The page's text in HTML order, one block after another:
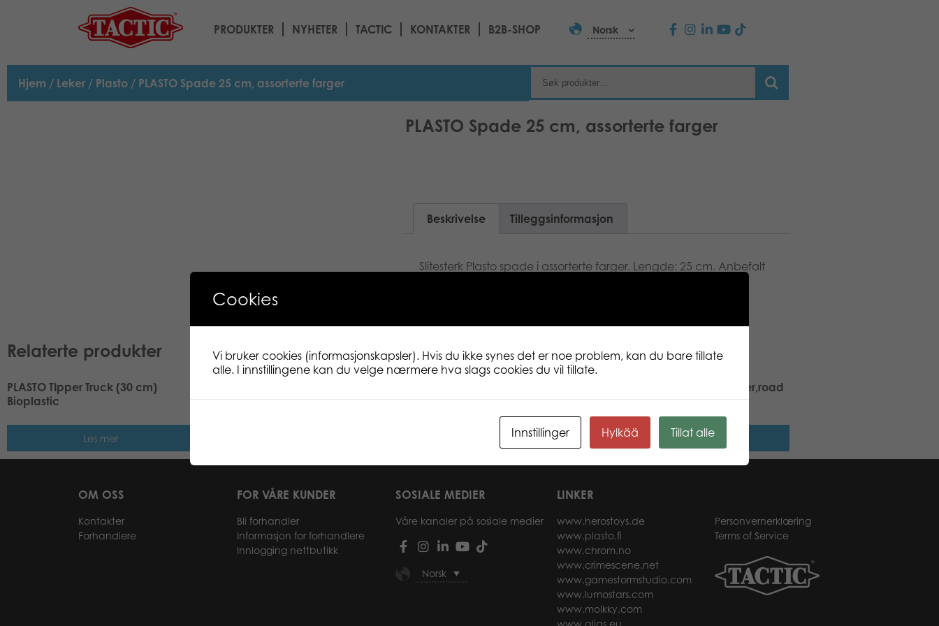
PRODUKTER NYHETER TACTIC KONTAKTER B2B-SHOP Norsk
Hjem / Leker / Plasto / PLASTO Spade 25 cm, assorterte farger
PLASTO Spade 25 cm, assorterte farger
Beskrivelse Tilleggsinformasjon
Slitesterk Plasto spade i assorterte farger. Lengde: 25 cm. Anbefalt
Relaterte produkter
PLASTO TIpper Truck (30 cm)
Bioplastic
Les mer
cm
26 cm
Les mer
PLASTO Frontloader, dumper,road
grader, tractor
Les mer
OM OSS
Kontakter
Forhandlere
FOR VÅRE KUNDER
Bli forhandler
Informasjon for forhandlere
Innlogging nettbutikk
SOSIALE MEDIER
Våre kanaler på sosiale medier
Norsk
LINKER
www.herostoys.de
www.plasto.fi
www.chrom.no
www.crimescene.net
www.gamestormstudio.com
www.lumostars.com
www.molkky.com
Personvernerklæring
Terms of Service
Cookies
Vi bruker cookies (informasjonskapsler). Hvis du ikke synes det er noe problem, kan du bare tillate
alle. I innstillingene kan du velge nærmere hva slags cookies du vil tillate.
Innstillinger Hylkää Tillat alle